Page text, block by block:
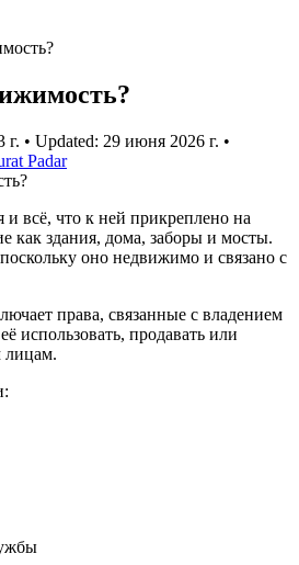
г. • Updated: 29 июня 2026 г. •
Padar
всё, что к ней прикреплено на
как здания, дома, заборы и мосты.
оно недвижимо и связано с
права, связанные с владением
использовать, продавать или
лицам.